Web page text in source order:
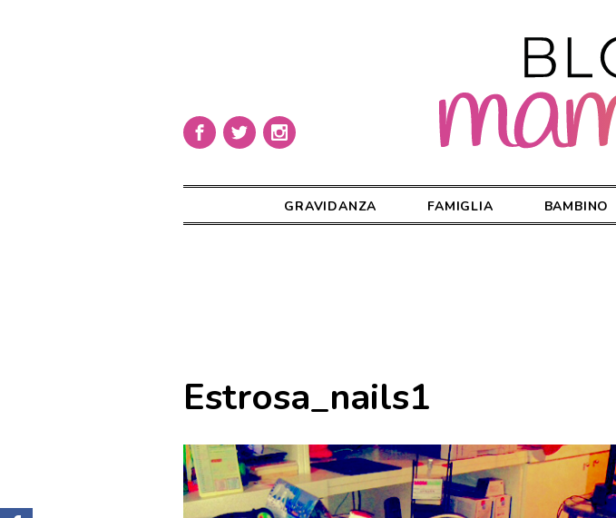
GRAVIDANZA FAMIGLIA BAMBINO
Estrosa_nails1